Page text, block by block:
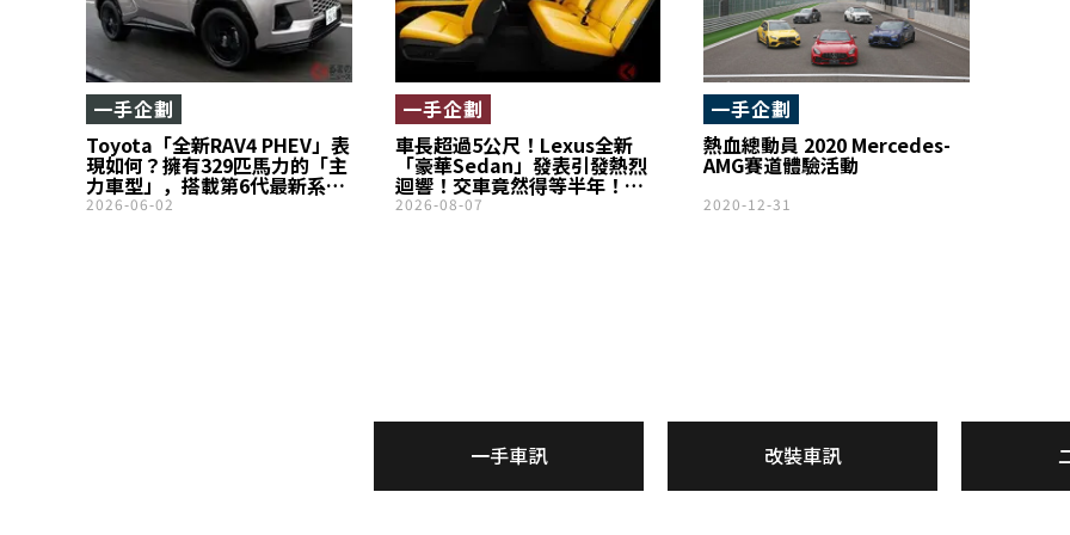
Toyota「全新RAV4 PHEV」表
現如何？擁有329匹馬力的「主
力車型」，搭載第6代最新系
統，並首度推出「GR SPORT」
一手企劃
2026-06-02
車長超過5公尺！Lexus全新
「豪華Sedan」發表引發熱烈
迴響！交車竟然得等半年！
「前衛又帥氣！」成為熱門話
一手企劃
2026-08-07
熱血總動員 2020 Mercedes-
AMG賽道體驗活動
一手企劃
2020-12-31
一手車訊 改裝車訊